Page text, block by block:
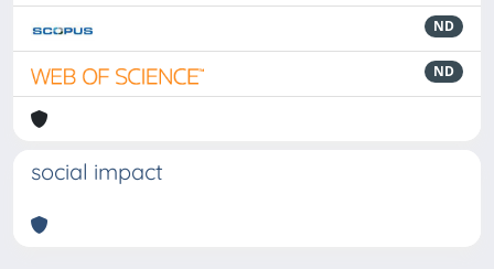
ND
ND
social impact